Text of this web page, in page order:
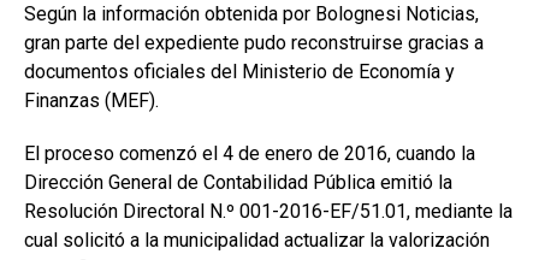
Según la información obtenida por Bolognesi Noticias,
gran parte del expediente pudo reconstruirse gracias a
documentos oficiales del Ministerio de Economía y
Finanzas (MEF).
El proceso comenzó el 4 de enero de 2016, cuando la
Dirección General de Contabilidad Pública emitió la
Resolución Directoral N.º 001-2016-EF/51.01, mediante la
cual solicitó a la municipalidad actualizar la valorización